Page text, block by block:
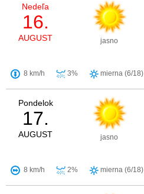
Nedeľa
16.
AUGUST jasno
8 km/h 3% mierna (6/18)
Pondelok
17.
AUGUST jasno
8 km/h 2% mierna (6/18)